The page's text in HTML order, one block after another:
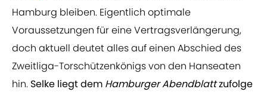
Hamburg bleiben. Eigentlich optimale
Voraussetzungen für eine Vertragsverlängerung,
doch aktuell deutet alles auf einen Abschied des
Zweitliga-Torschützenkönigs von den Hanseaten
hin. Selke liegt dem Hamburger Abendblattzufolge